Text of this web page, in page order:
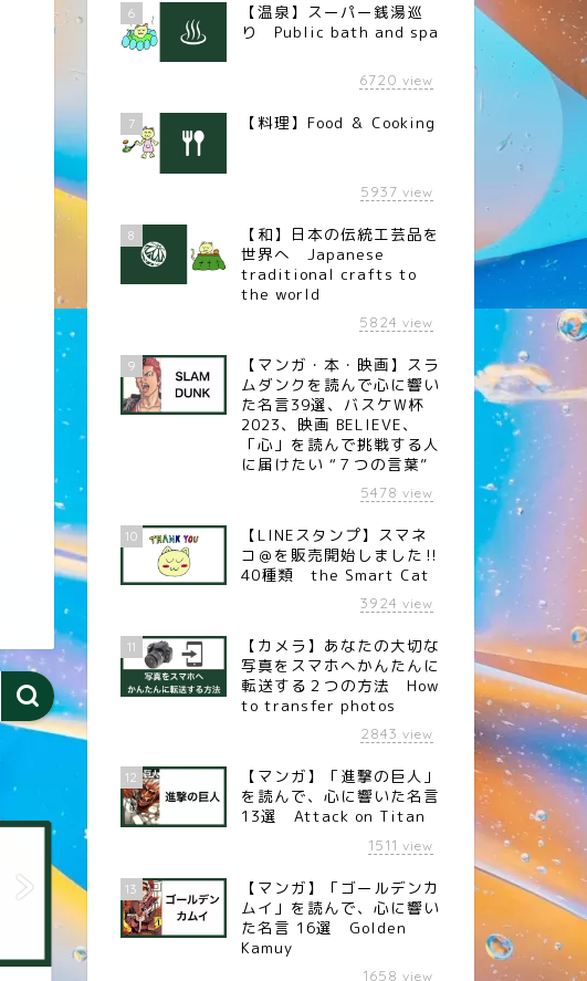
名言 名言
6
【温泉】スーパー銭湯巡
り Public bath and spa
6720 view
7 【料理】Food ＆ Cooking
5937 view
8
【和】日本の伝統工芸品を
世界へ Japanese
traditional crafts to
the world
5824 view
9
【マンガ・本・映画】スラ
ムダンクを読んで心に響い
た名言39選、バスケW杯
2023、映画 BELIEVE、
「心」を読んで挑戦する人
に届けたい “７つの言葉”
5478 view
10
【LINEスタンプ】スマネ
コ＠を販売開始しました‼︎
40種類 the Smart Cat
3924 view
11
【カメラ】あなたの大切な
写真をスマホへかんたんに
転送する２つの方法 How
to transfer photos
2843 view
12
【マンガ】「進撃の巨人」
を読んで、心に響いた名言
13選 Attack on Titan
1511 view
13
【マンガ】「ゴールデンカ
ムイ」を読んで、心に響い
た名言 16選 Golden
Kamuy
1658 view